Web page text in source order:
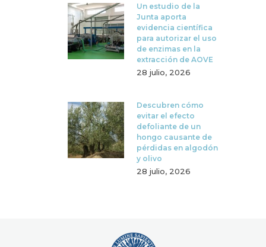
Un estudio de la
Junta aporta
evidencia científica
para autorizar el uso
de enzimas en la
extracción de AOVE
28 julio, 2026
Descubren cómo
evitar el efecto
defoliante de un
hongo causante de
pérdidas en algodón
y olivo
28 julio, 2026